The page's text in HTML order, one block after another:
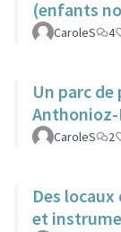
(enfants
CaroleS 4
Un parc
Anthonioz-
CaroleS 2
Des
et